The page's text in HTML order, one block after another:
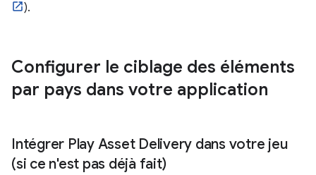
).
Configurer le ciblage des éléments
par pays dans votre application
Intégrer Play Asset Delivery dans votre jeu
(si ce n'est pas déjà fait)